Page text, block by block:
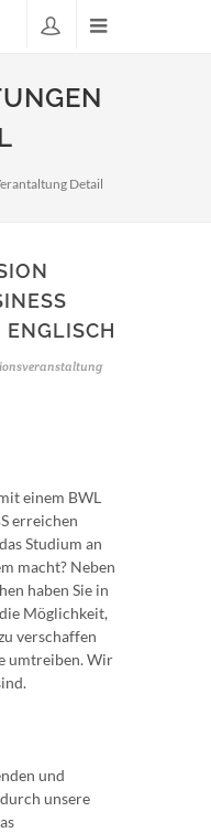
Detail
ENGLISCH
einem BWL
erreichen
Studium an
macht? Neben
haben Sie in
Möglichkeit,
verschaffen
umtreiben. Wir
und
unsere